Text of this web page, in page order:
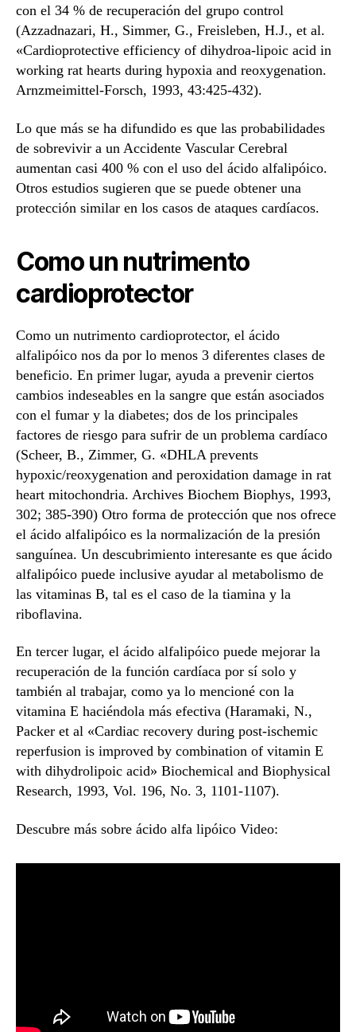
con el 34 % de recuperación del grupo control
(Azzadnazari, H., Simmer, G., Freisleben, H.J., et al.
«Cardioprotective efficiency of dihydroa-lipoic acid in
working rat hearts during hypoxia and reoxygenation.
Arnzmeimittel-Forsch, 1993, 43:425-432).
Lo que más se ha difundido es que las probabilidades
de sobrevivir a un Accidente Vascular Cerebral
aumentan casi 400 % con el uso del ácido alfalipóico.
Otros estudios sugieren que se puede obtener una
protección similar en los casos de ataques cardíacos.
Como un nutrimento
cardioprotector
Como un nutrimento cardioprotector, el ácido
alfalipóico nos da por lo menos 3 diferentes clases de
beneficio. En primer lugar, ayuda a prevenir ciertos
cambios indeseables en la sangre que están asociados
con el fumar y la diabetes; dos de los principales
factores de riesgo para sufrir de un problema cardíaco
(Scheer, B., Zimmer, G. «DHLA prevents
hypoxic/reoxygenation and peroxidation damage in rat
heart mitochondria. Archives Biochem Biophys, 1993,
302; 385-390) Otro forma de protección que nos ofrece
el ácido alfalipóico es la normalización de la presión
sanguínea. Un descubrimiento interesante es que ácido
alfalipóico puede inclusive ayudar al metabolismo de
las vitaminas B, tal es el caso de la tiamina y la
riboflavina.
En tercer lugar, el ácido alfalipóico puede mejorar la
recuperación de la función cardíaca por sí solo y
también al trabajar, como ya lo mencioné con la
vitamina E haciéndola más efectiva (Haramaki, N.,
Packer et al «Cardiac recovery during post-ischemic
reperfusion is improved by combination of vitamin E
with dihydrolipoic acid» Biochemical and Biophysical
Research, 1993, Vol. 196, No. 3, 1101-1107).
Descubre más sobre ácido alfa lipóico Video: